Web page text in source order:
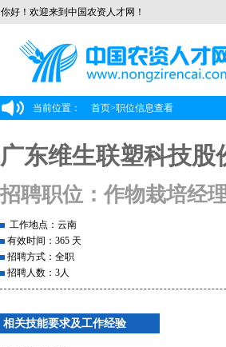
你好！欢迎来到中国农资人才网！
当前位置： 首页>职位信息查看
广东维生联塑科技股
招聘职位：作物栽培经
工作地点：云南
有效时间：365 天
招聘方式：全职
招聘人数：3人
相关技能要求及工作经验